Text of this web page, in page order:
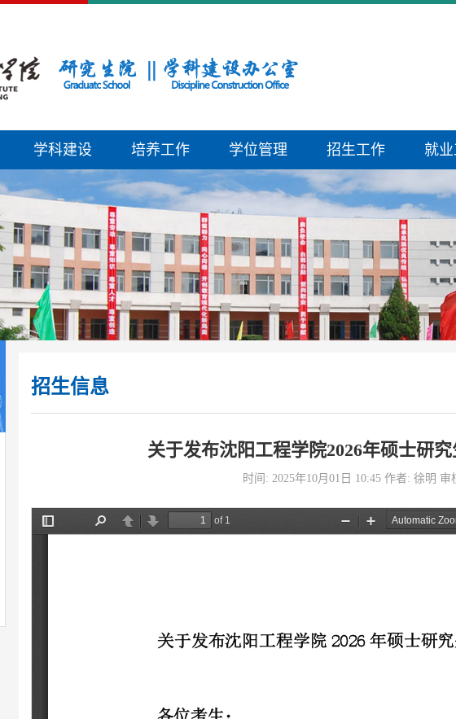
学科建设 培养工作 学位管理 招生工作 就
招生信息
关于发布沈阳工程学院2026年硕士研
时间: 2025年10月01日 10:45 作者: 徐明